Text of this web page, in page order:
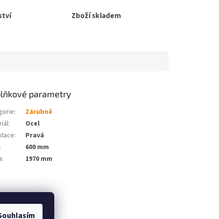
Zboží skladem
parametry
:
Zárubně
:
Ocel
:
Pravá
:
600 mm
: 1970 mm